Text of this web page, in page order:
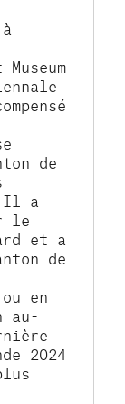
de
Il a
le
et a
de
en
au-
2024